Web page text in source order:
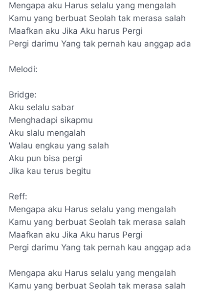
Mengapa aku Harus selalu yang mengalah
Kamu yang berbuat Seolah tak merasa salah
Maafkan aku Jika Aku harus Pergi
Pergi darimu Yang tak pernah kau anggap ada
Melodi:
Bridge:
Aku selalu sabar
Menghadapi sikapmu
Aku slalu mengalah
Walau engkau yang salah
Aku pun bisa pergi
Jika kau terus begitu
Reff:
Mengapa aku Harus selalu yang mengalah
Kamu yang berbuat Seolah tak merasa salah
Maafkan aku Jika Aku harus Pergi
Pergi darimu Yang tak pernah kau anggap ada
Mengapa aku Harus selalu yang mengalah
Kamu yang berbuat Seolah tak merasa salah